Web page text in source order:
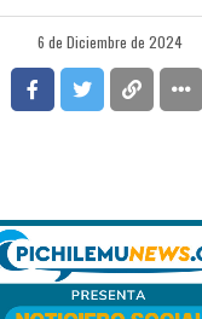
6 de Diciembre de 2024